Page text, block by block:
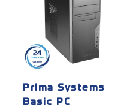
Prima Systems
Basic PC